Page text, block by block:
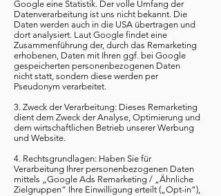
Google eine Statistik. Der volle Umfang der
Datenverarbeitung ist uns nicht bekannt. Die
Daten werden auch in die USA übertragen und
dort analysiert. Laut Google findet eine
Zusammenführung der, durch das Remarketing
erhobenen, Daten mit Ihren ggf. bei Google
gespeicherten personenbezogenen Daten
nicht statt, sondern diese werden per
Pseudonym verarbeitet.
3. Zweck der Verarbeitung: Dieses Remarketing
dient dem Zweck der Analyse, Optimierung und
dem wirtschaftlichen Betrieb unserer Werbung
und Website.
4. Rechtsgrundlagen: Haben Sie für
Verarbeitung Ihrer personenbezogenen Daten
mittels „Google Ads Remarketing / „Ähnliche
Zielgruppen“ Ihre Einwilligung erteilt („Opt-in“),